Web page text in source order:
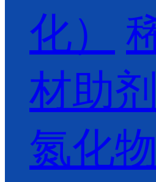
化）
材助剂
氮化物